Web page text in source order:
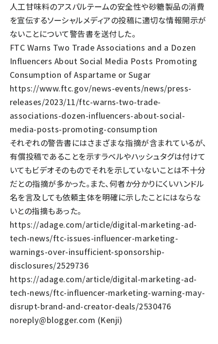
人工甘味料のアスパルテームの安全性や砂糖製品の消費
を宣伝するソーシャルメディアの投稿に適切な情報開示が
ないことについて警告書を送付した。
FTC Warns Two Trade Associations and a Dozen
Influencers About Social Media Posts Promoting
Consumption of Aspartame or Sugar
https://www.ftc.gov/news-events/news/press-
releases/2023/11/ftc-warns-two-trade-
associations-dozen-influencers-about-social-
media-posts-promoting-consumption
それぞれの警告書にはさまざまな指摘が含まれているが、
有償投稿であることを示すラベルやハッシュタグは付けて
いてもビデオそのものでそれを示していないことは不十分
だとの指摘が多かった。また、何者か分かりにくいハンドル
名を言及しても依頼主体を明確に示したことにはならな
いとの指摘もあった。
https://adage.com/article/digital-marketing-ad-
tech-news/ftc-issues-influencer-marketing-
warnings-over-insufficient-sponsorship-
disclosures/2529736
https://adage.com/article/digital-marketing-ad-
tech-news/ftc-influencer-marketing-warning-may-
disrupt-brand-and-creator-deals/2530476
noreply@blogger.com (Kenji)